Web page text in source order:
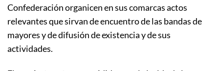
Confederación organicen en sus comarcas actos
relevantes que sirvan de encuentro de las bandas de
mayores y de difusión de existencia y de sus
actividades.